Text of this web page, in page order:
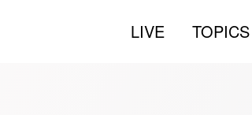
LIVE TOPICS